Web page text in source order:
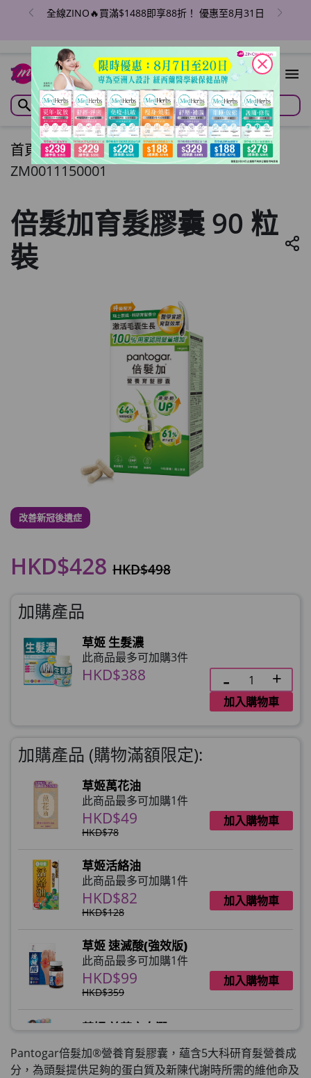
全線ZINO🔥買滿$1488即享88折！ 優惠至8月31日
首頁/倍髮加育髮膠囊 90 粒裝
ZM0011150001
倍髮加育髮膠囊 90 粒
裝
改善新冠後遺症
HKD$428 HKD$498
加購產品
草姬 生髮濃
此商品最多可加購3件
HKD$388
加入購物車
加購產品 (購物滿額限定):
草姬萬花油
此商品最多可加購1件
HKD$49
HKD$78
加入購物車
草姬活絡油
此商品最多可加購1件
HKD$82
HKD$128
加入購物車
草姬 速滅酸(強效版)
此商品最多可加購1件
HKD$99
HKD$359
加入購物車
草姬 益菌之白潤
HKD$99 加入購物車
Pantogar倍髮加®營養育髮膠囊，蘊含5大科研育髮營養成
分，為頭髮提供足夠的蛋白質及新陳代謝時所需的維他命及
close